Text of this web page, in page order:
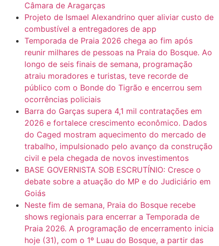
Câmara de Aragarças
Projeto de Ismael Alexandrino quer aliviar custo de
combustível a entregadores de app
Temporada de Praia 2026 chega ao fim após
reunir milhares de pessoas na Praia do Bosque. Ao
longo de seis finais de semana, programação
atraiu moradores e turistas, teve recorde de
público com o Bonde do Tigrão e encerrou sem
ocorrências policiais
Barra do Garças supera 4,1 mil contratações em
2026 e fortalece crescimento econômico. Dados
do Caged mostram aquecimento do mercado de
trabalho, impulsionado pelo avanço da construção
civil e pela chegada de novos investimentos
BASE GOVERNISTA SOB ESCRUTÍNIO: Cresce o
debate sobre a atuação do MP e do Judiciário em
Goiás
Neste fim de semana, Praia do Bosque recebe
shows regionais para encerrar a Temporada de
Praia 2026. A programação de encerramento inicia
hoje (31), com o 1º Luau do Bosque, a partir das